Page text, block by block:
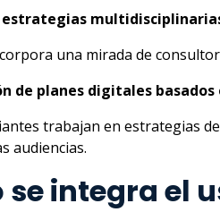
estrategias
una mirada de
de planes digitales basados
trabajan en estrategias
audiencias.
se integra el